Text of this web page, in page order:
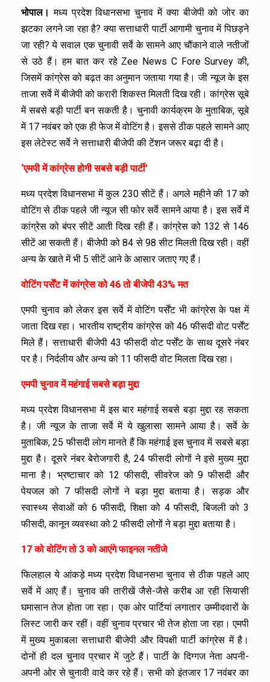
भोपाल। मध्य प्रदेश विधानसभा चुनाव में क्या बीजेपी को जोर का
झटका लगने जा रहा है? क्या सत्ताधारी पार्टी आगामी चुनाव में पिछड़ने
जा रही? ये सवाल एक चुनावी सर्वे के सामने आए चौंकाने वाले नतीजों
से उठे हैं। हम बात कर रहे Zee News C Fore Survey की,
जिसमें कांग्रेस को बढ़त का अनुमान जताया गया है। जी न्यूज के इस
ताजा सर्वे में बीजेपी को करारी शिकस्त मिलती दिख रही। कांग्रेस सूबे
में सबसे बड़ी पार्टी बन सकती है। चुनावी कार्यक्रम के मुताबिक, सूबे
में 17 नवंबर को एक ही फेज में वोटिंग है। इससे ठीक पहले सामने आए
इस लेटेस्ट सर्वे ने सत्ताधारी बीजेपी की टेंशन जरूर बढ़ा दी है।
‘एमपी में कांग्रेस होगी सबसे बड़ी पार्टी’
मध्य प्रदेश विधानसभा में कुल 230 सीटें हैं। अगले महीने की 17 को
वोटिंग से ठीक पहले जी न्यूज सी फोर सर्वे सामने आया है। इस सर्वे में
कांग्रेस को बंपर सीटें आती दिख रही हैं। कांग्रेस को 132 से 146
सीटें आ सकती हैं। बीजेपी को 84 से 98 सीट मिलती दिख रही। वहीं
अन्य के खाते में भी 5 सीटें आने के आसार जताए गए हैं।
वोटिंग पर्सेंट में कांग्रेस को 46 तो बीजेपी 43% मत
एमपी चुनाव को लेकर इस सर्वे में वोटिंग पर्सेंट भी कांग्रेस के पक्ष में
जाता दिख रहा। भारतीय राष्ट्रीय कांग्रेस को 46 फीसदी वोट पर्सेंट
मिले हैं। सत्ताधारी बीजेपी 43 फीसदी वोट पर्सेंट के साथ दूसरे नंबर
पर है। निर्दलीय और अन्य को 11 फीसदी वोट मिलता दिख रहा।
एमपी चुनाव में महंगाई सबसे बड़ा मुद्दा
मध्य प्रदेश विधानसभा में इस बार महंगाई सबसे बड़ा मुद्दा रह सकता
है। जी न्यूज के ताजा सर्वे में ये खुलासा सामने आया है। सर्वे के
मुताबिक, 25 फीसदी लोग मानते हैं कि महंगाई इस चुनाव में सबसे बड़ा
मुद्दा है। दूसरे नंबर बेरोजगारी है, 24 फीसदी लोगों ने इसे मुख्य मुद्दा
माना है। भ्रष्टाचार को 12 फीसदी, सीवरेज को 9 फीसदी और
पेयजल को 7 फीसदी लोगों ने बड़ा मुद्दा बताया है। सड़क और
स्वास्थ्य सेवाओं को 6 फीसदी, शिक्षा को 4 फीसदी, बिजली को 3
फीसदी, कानून व्यवस्था को 2 फीसदी लोगों ने बड़ा मुद्दा बताया है।
17 को वोटिंग तो 3 को आएंगे फाइनल नतीजे
फिलहाल ये आंकड़े मध्य प्रदेश विधानसभा चुनाव से ठीक पहले आए
सर्वे में आए हैं। चुनाव की तारीखें जैसे-जैसे करीब आ रही सियासी
घमासान तेज होता जा रहा। एक ओर पार्टियां लगातार उम्मीदवारों के
लिस्ट जारी कर रहीं। वहीं चुनाव प्रचार भी तेज होता जा रहा। एमपी
में मुख्य मुकाबला सत्ताधारी बीजेपी और विपक्षी पार्टी कांग्रेस में है।
दोनों ही दल चुनाव प्रचार में जुटे हैं। पार्टी के दिग्गज नेता अपनी-
अपनी ओर से चुनावी वादे कर रहे हैं। सभी को इंतजार 17 नवंबर का